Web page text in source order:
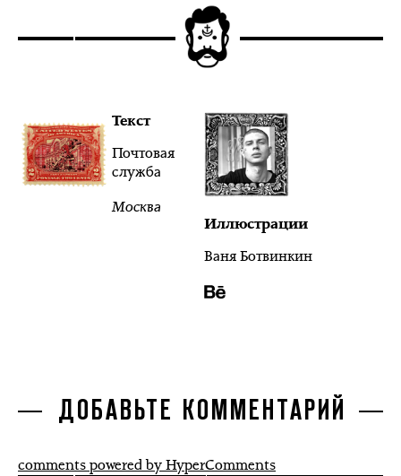
Текст
Почтовая
служба
Москва
Иллюстрации
Ваня Ботвинкин
ДОБАВЬТЕ КОММЕНТАРИЙ
comments powered by HyperComments